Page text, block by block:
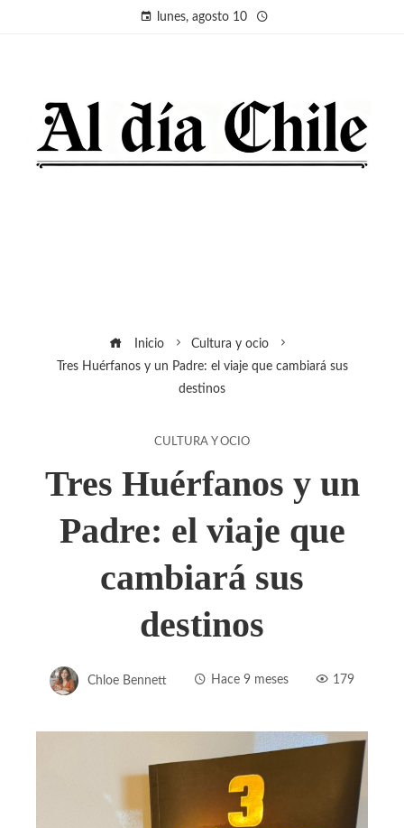
lunes, agosto 10
Inicio
Cultura y ocio
Tres Huérfanos y un Padre: el viaje que cambiará sus
destinos
CULTURA Y OCIO
Tres Huérfanos y un
Padre: el viaje que
cambiará sus
destinos
Chloe Bennett Hace 9 meses 179